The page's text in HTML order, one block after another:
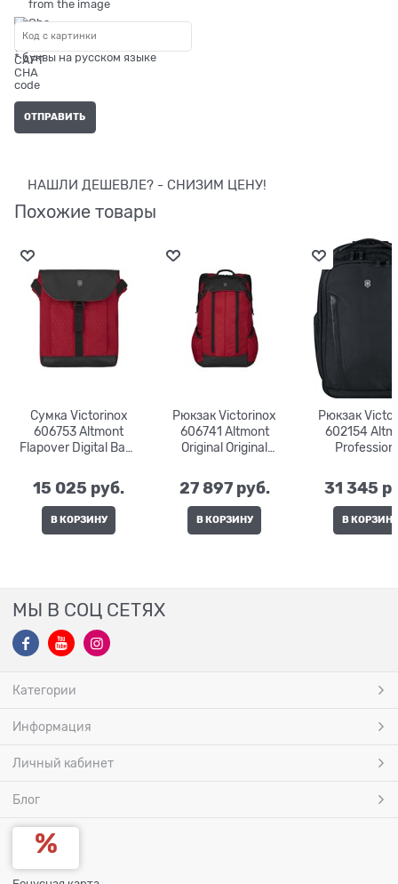
* буквы на русском языке
НАШЛИ ДЕШЕВЛЕ? - СНИЗИМ ЦЕНУ!
Похожие товары
Сумка Victorinox
606753 Altmont
Flapover Digital Bag |
15 025 руб.
В КОРЗИНУ
Рюкзак Victorinox
606741 Altmont
Original Original
24 л. | 30x22x47
27 897 руб.
В КОРЗИНУ
Рюкзак
602154
24 л. |
31 345
В КОРЗИНУ
МЫ В СОЦ СЕТЯХ
Категории
Информация
Личный кабинет
Блог